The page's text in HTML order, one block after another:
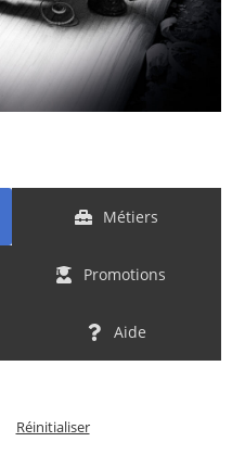
Métiers
Promotions
Aide
Réinitialiser